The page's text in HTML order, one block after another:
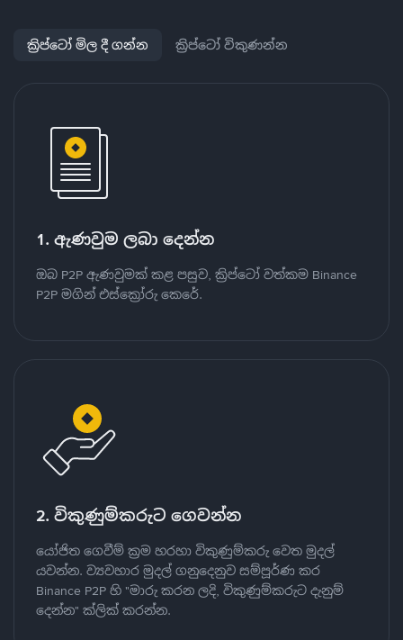
ක්‍රිප්ටෝ මිල දී ගන්න ක්‍රිප්ටෝ විකුණන්න
1. ඇණවුම ලබා දෙන්න
ඔබ P2P ඇණවුමක් කළ පසුව, ක්‍රිප්ටෝ වත්කම Binance
P2P මගින් එස්ක්‍රෝරු කෙරේ.
2. විකුණුම්කරුට ගෙවන්න
යෝජිත ගෙවීම් ක්‍රම හරහා විකුණුම්කරු වෙත මුදල්
යවන්න. ව්‍යවහාර මුදල් ගනුදෙනුව සම්පූර්ණ කර
Binance P2P හි "මාරු කරන ලදි, විකුණුම්කරුට දැනුම්
දෙන්න" ක්ලික් කරන්න.